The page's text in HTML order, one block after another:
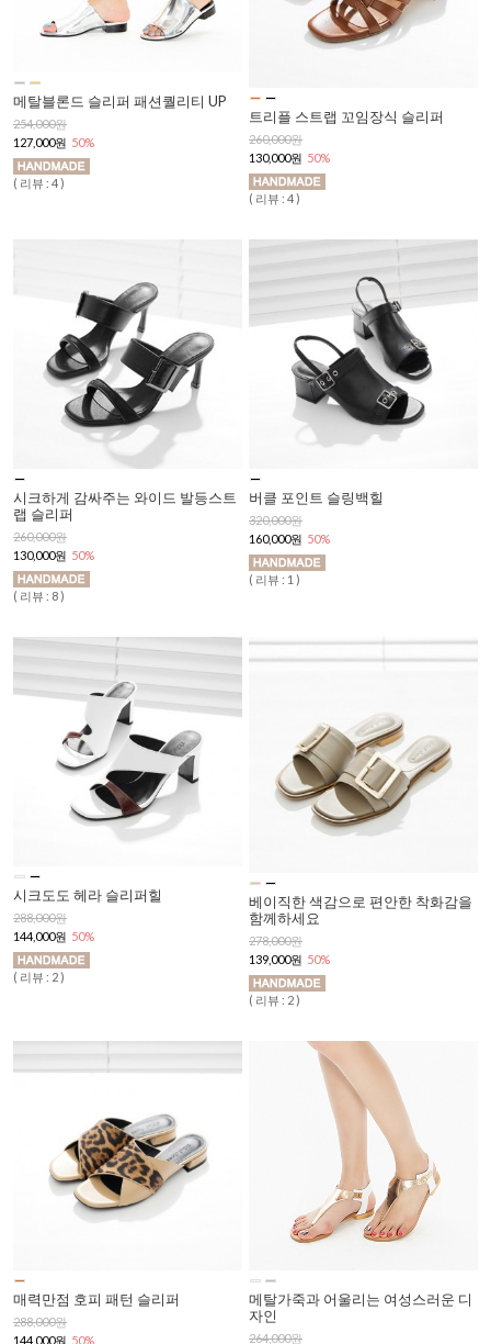
메탈블론드 슬리퍼 패션퀄리티 UP
254,000원
127,000원 50%
( 리뷰 : 4 )
트리플 스트랩 꼬임장식 슬리퍼
260,000원
130,000원 50%
( 리뷰 : 4 )
시크하게 감싸주는 와이드 발등스트
랩 슬리퍼
260,000원
130,000원 50%
( 리뷰 : 8 )
버클 포인트 슬링백힐
320,000원
160,000원 50%
( 리뷰 : 1 )
시크도도 헤라 슬리퍼힐
288,000원
144,000원 50%
( 리뷰 : 2 )
베이직한 색감으로 편안한 착화감을
함께하세요
278,000원
139,000원 50%
( 리뷰 : 2 )
매력만점 호피 패턴 슬리퍼
288,000원
144,000원 50%
메탈가죽과 어울리는 여성스러운 디
자인
264,000원